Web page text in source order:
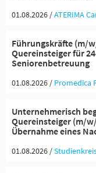
01.08.2026 /ATERIMA
Führungskräfte (m/
Quereinsteiger für
Seniorenbetreuung
01.08.2026 / Promedica
Unternehmerisch
Quereinsteiger (m/
Übernahme eines
01.08.2026 /